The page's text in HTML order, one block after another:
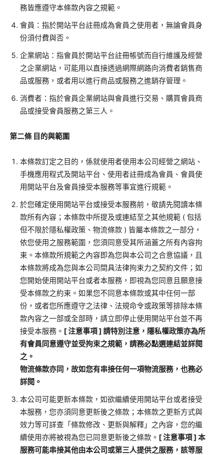
務皆應遵守本條款內容之規範。
會員：指於開站平台註冊成為會員之使用者，無論會員身
份須付費與否。
企業網站：指會員於開站平台註冊帳號而自行維護及經營
之企業網站，可能用以直接透過網際網路向消費者銷售商
品或服務，或者用以進行商品或服務之進銷存管理。
消費者：指於會員企業網站與會員進行交易、購買會員商
品或接受會員服務之第三人。
第二條 目的與範圍
本條款訂定之目的，係就使用者使用本公司經營之網站、
手機應用程式及開站平台、使用者註冊成為會員、會員使
用開站平台及會員接受本服務等事宜進行規範。
於您確定使用開站平台或接受本服務前，敬請先閱讀本條
款所有內容；本條款中所提及或連結至之其他規範 ( 包括
但不限於隱私權政策、物流條款 ) 皆屬本條款之一部分，
依您使用之服務範圍，您須同意受其所涵蓋之所有內容拘
束。本條款所規範之內容即為您與本公司之合意協議，且
本條款將成為您與本公司間具法律拘束力之契約文件；如
您開始使用開站平台或者本服務，即視為您同意且願意接
受本條款之約束。如果您不同意本條款或其中任何一部
份，或者您所應遵守之法律、法規命令或政策等排除本條
款內容之一部或全部時，請立即停止使用開站平台並不再
接受本服務。 [注意事項] 請特別注意，隱私權政策亦為所
有會員同意遵守並受拘束之規範，請務必點選連結並詳閱
之。
物流條款亦同，故如您有串接任何一項物流服務，也務必
詳閱。
本公司可能更新本條款，如欲繼續使用開站平台或者接受
本服務，您亦須同意更新後之條款；本條款之更新方式與
效力等可詳查「條款修改、更新與解釋」之內容，您的繼
續使用亦將被視為您已同意更新後之條款。 [注意事項] 本
服務可能串接其他由本公司或第三人提供之服務，該等服